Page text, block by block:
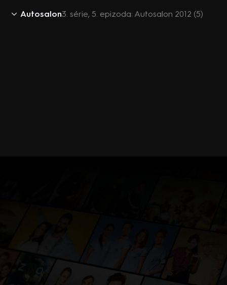
Autosalon3. série, 5. epizoda: Autosalon 2012 (5)